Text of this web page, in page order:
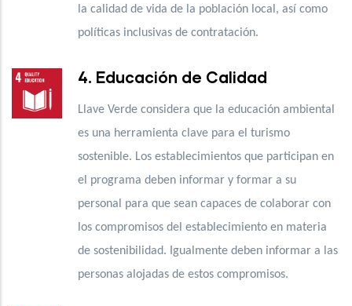
la calidad de vida de la población local, así como
políticas inclusivas de contratación.
4. Educación de Calidad
Llave Verde considera que la educación ambiental
es una herramienta clave para el turismo
sostenible. Los establecimientos que participan en
el programa deben informar y formar a su
personal para que sean capaces de colaborar con
los compromisos del establecimiento en materia
de sostenibilidad. Igualmente deben informar a las
personas alojadas de estos compromisos.